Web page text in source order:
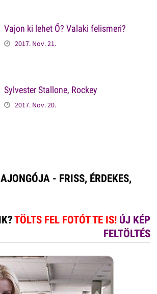
Vajon ki lehet Ő? Valaki felismeri?
2017. Nov. 21.
Sylvester Stallone, Rockey
2017. Nov. 20.
- FRISS, ÉRDEKES,
TÖLTS FEL FOTÓT TE IS! ÚJ KÉP
FELTÖLTÉS